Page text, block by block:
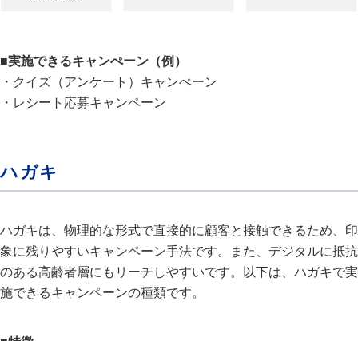
■実施できるキャンぺーン（例）
・クイズ（アンケート）キャンぺーン
・レシート応募キャンペーン
ハガキ
ハガキは、物理的な形式で直接的に顧客と接触できるため、印
象に残りやすいキャンペーン手法です。また、デジタルに抵抗
のある高齢者層にもリーチしやすいです。以下は、ハガキで実
施できるキャンペーンの種類です。